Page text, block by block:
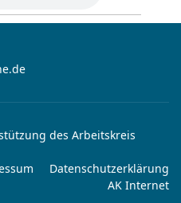
des Arbeitskreis
Datenschutzerklärung
AK Internet